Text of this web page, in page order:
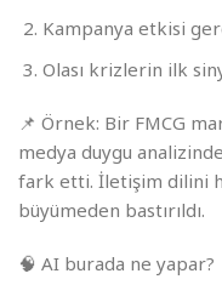
Kampanya etkisi
Olası krizlerin ilk
📌 Örnek: Bir FMCG
medya duygu
fark etti. İletişim dilini
büyümeden bastırıldı.
🧠 AI burada ne yapar?